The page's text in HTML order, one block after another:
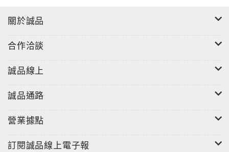
關於誠品
合作洽談
誠品線上
誠品通路
營業據點
訂閱誠品線上電子報